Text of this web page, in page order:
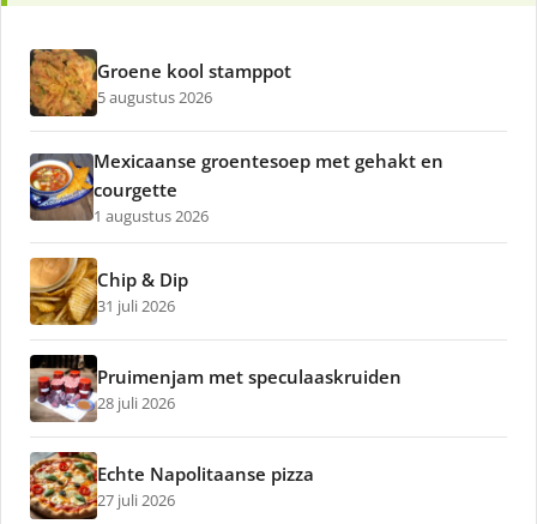
Groene kool stamppot
5 augustus 2026
Mexicaanse groentesoep met gehakt en
courgette
1 augustus 2026
Chip & Dip
31 juli 2026
Pruimenjam met speculaaskruiden
28 juli 2026
Echte Napolitaanse pizza
27 juli 2026